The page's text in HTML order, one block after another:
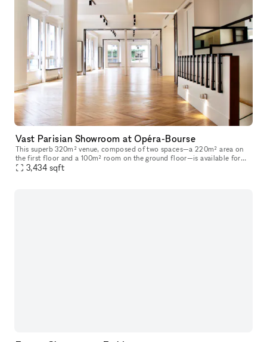
Vast Parisian Showroom at Opéra-Bourse
This superb 320m² venue, composed of two spaces—a 220m² area on
the first floor and a 100m² room on the ground floor—is available for
short-term rental to host your Showrooms, Pop-Up Stores, Temporar
3,434 sqft